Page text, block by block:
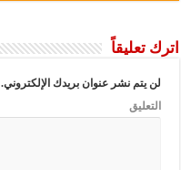
اترك تعليقاً
لن يتم نشر عنوان بريدك الإلكتروني.
التعليق